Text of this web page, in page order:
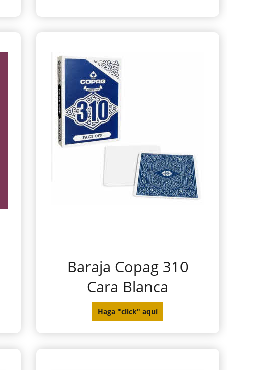
Baraja Copag 310
Cara Blanca
Haga "click" aquí